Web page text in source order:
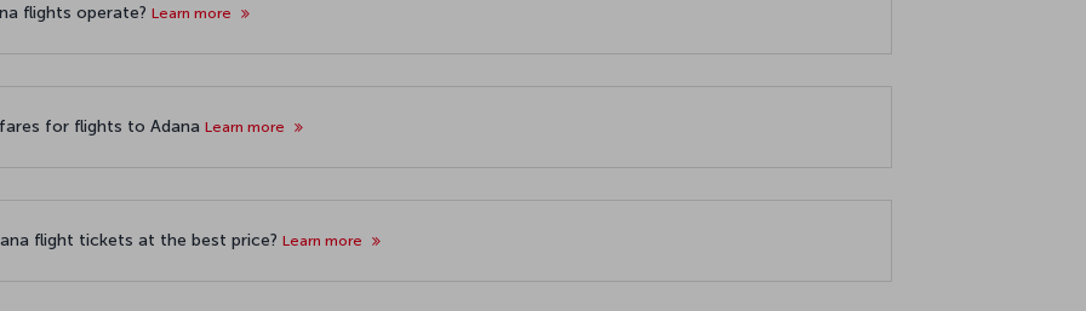
flights operate? Learn more
for flights to Adana Learn more
flight tickets at the best price? Learn more